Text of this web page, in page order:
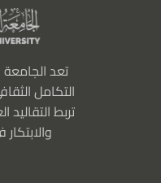
تعد
التكامل
تربط التقاليد